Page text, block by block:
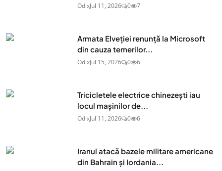
OdixJul 11, 2026 0 7
Armata Elveției renunță la Microsoft
din cauza temerilor...
OdixJul 15, 2026 0 6
Tricicletele electrice chinezești iau
locul mașinilor de...
OdixJul 11, 2026 0 6
Iranul atacă bazele militare americane
din Bahrain și Iordania...